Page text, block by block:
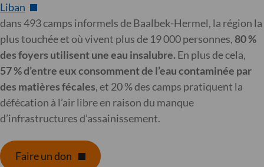
Liban
dans 493 camps informels de Baalbek-Hermel, la région la
plus touchée et où vivent plus de 19 000 personnes, 80 %
des foyers utilisent une eau insalubre.En plus de cela,
57 % d’entre eux consomment de l’eau contaminée par
des matières fécales, et 20 % des camps pratiquent la
défécation à l’air libre en raison du manque
d’infrastructures d’assainissement.
Faire un don